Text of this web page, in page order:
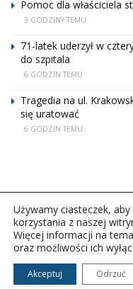
Pomoc dla właściciela
3 GODZINY TEMU
71-latek uderzył w
do szpitala
6 GODZIN TEMU
Tragedia na ul.
się uratować
6 GODZIN TEMU
Copyright © 2026Polskie
Wszelkie prawa
Używamy ciasteczek,
korzystania z naszej
Więcej informacji na
oraz możliwości ich
Akceptuj Odrzuć